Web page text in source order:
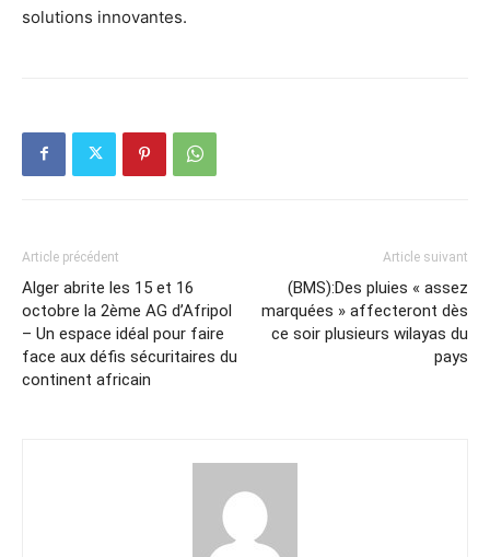
solutions innovantes.
Article précédent
Alger abrite les 15 et 16
octobre la 2ème AG d’Afripol
– Un espace idéal pour faire
face aux défis sécuritaires du
continent africain
Article suivant
(BMS):Des pluies « assez
marquées » affecteront dès
ce soir plusieurs wilayas du
pays